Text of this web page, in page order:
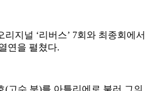
지널 ‘리버스’ 7회와 최종회에서
연을 펼쳤다.